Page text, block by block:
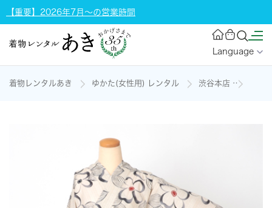
【重要】2026年7月～の営業時間
Language
着物レンタルあき ゆかた(女性用) レンタル 渋谷本店